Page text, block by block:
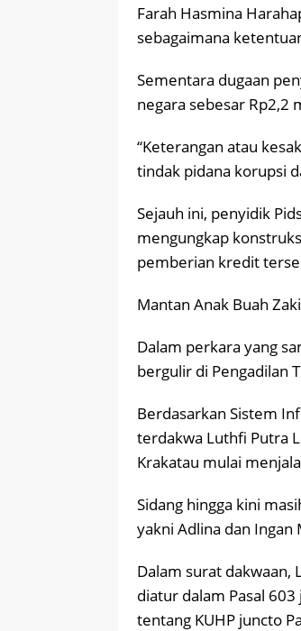
Farah Hasmina
sebagaimana
Sementara dugaan
negara sebesar Rp2,2
“Keterangan atau
tindak pidana korupsi
Sejauh ini, penyidik
mengungkap
pemberian kredit
Mantan Anak Buah
Dalam perkara yang
bergulir di Pengadilan
Berdasarkan Sistem
terdakwa Luthfi Putra
Krakatau mulai
Sidang hingga kini
yakni Adlina dan Ingan
Dalam surat dakwaan,
diatur dalam Pasal
tentang KUHP juncto